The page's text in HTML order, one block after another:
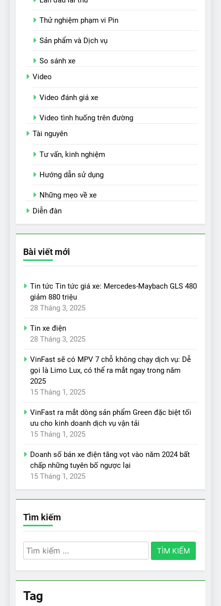
Thử nghiệm phạm vi Pin
Sản phẩm và Dịch vụ
So sánh xe
Video
Video đánh giá xe
Video tình huống trên đường
Tài nguyên
Tư vấn, kinh nghiệm
Hướng dẫn sử dụng
Những mẹo về xe
Diễn đàn
Bài viết mới
Tin tức Tin tức giá xe: Mercedes-Maybach GLS 480
giảm 880 triệu
28 Tháng 3, 2025
Tin xe điện
28 Tháng 3, 2025
VinFast sẽ có MPV 7 chỗ không chạy dịch vụ: Dễ
gọi là Limo Lux, có thể ra mắt ngay trong năm
2025
15 Tháng 1, 2025
VinFast ra mắt dòng sản phẩm Green đặc biệt tối
ưu cho kinh doanh dịch vụ vận tải
15 Tháng 1, 2025
Doanh số bán xe điện tăng vọt vào năm 2024 bất
chấp những tuyên bố ngược lại
15 Tháng 1, 2025
Tìm kiếm
Tìm
kiếm
Tag